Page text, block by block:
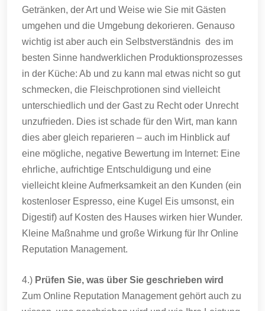
Getränken, der Art und Weise wie Sie mit Gästen
umgehen und die Umgebung dekorieren. Genauso
wichtig ist aber auch ein Selbstverständnis des im
besten Sinne handwerklichen Produktionsprozesses
in der Küche: Ab und zu kann mal etwas nicht so gut
schmecken, die Fleischprotionen sind vielleicht
unterschiedlich und der Gast zu Recht oder Unrecht
unzufrieden. Dies ist schade für den Wirt, man kann
dies aber gleich reparieren – auch im Hinblick auf
eine mögliche, negative Bewertung im Internet: Eine
ehrliche, aufrichtige Entschuldigung und eine
vielleicht kleine Aufmerksamkeit an den Kunden (ein
kostenloser Espresso, eine Kugel Eis umsonst, ein
Digestif) auf Kosten des Hauses wirken hier Wunder.
Kleine Maßnahme und große Wirkung für Ihr Online
Reputation Management.
4.) Prüfen Sie, was über Sie geschrieben wird
Zum Online Reputation Management gehört auch zu